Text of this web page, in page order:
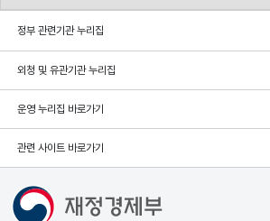
정부 관련기관 누리집
외청 및 유관기관 누리집
운영 누리집 바로가기
관련 사이트 바로가기